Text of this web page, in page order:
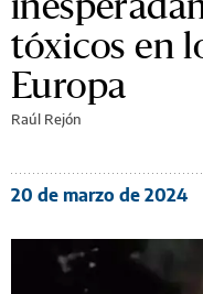
tóxicos en
Europa
Raúl Rejón
20 de marzo de 2024